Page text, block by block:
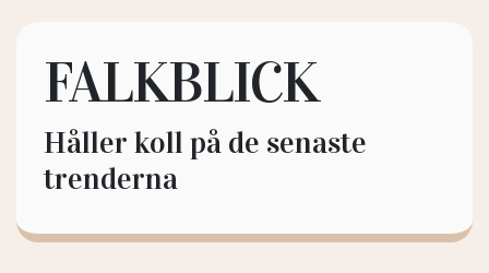
FALKBLICK
Håller koll på de senaste
trenderna